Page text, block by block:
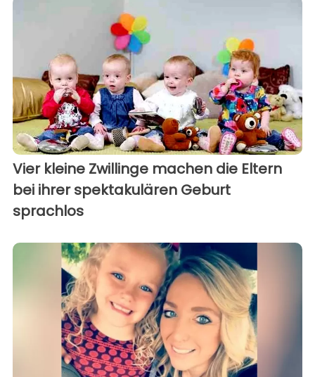
Vier kleine Zwillinge machen die Eltern
bei ihrer spektakulären Geburt
sprachlos